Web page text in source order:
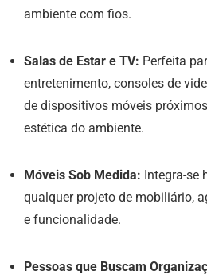
ambiente com fios.
Salas de Estar e TV: Perfeita
entretenimento, consoles de
de dispositivos móveis
estética do ambiente.
Móveis Sob Medida: Integra-se
qualquer projeto de mobiliário,
e funcionalidade.
Pessoas que Buscam